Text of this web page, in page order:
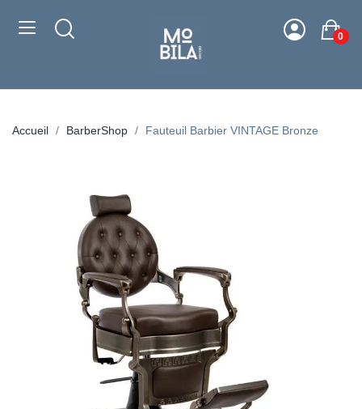
0
Accueil BarberShop Fauteuil Barbier VINTAGE Bronze